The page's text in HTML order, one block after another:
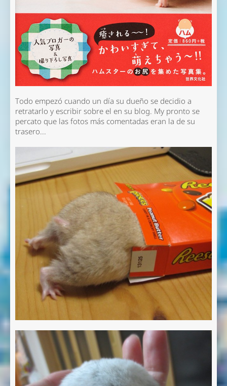
Todo empezó cuando un día su dueño se decidio a
retratarlo y escribir sobre el en su blog. My pronto se
percato que las fotos más comentadas eran la de su
trasero...